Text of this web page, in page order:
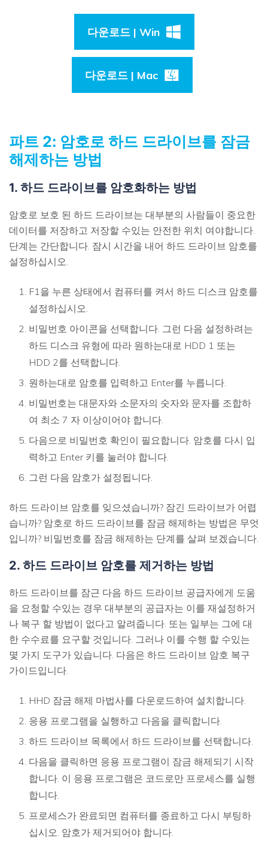
다운로드 | Win
다운로드 | Mac
파트 2: 암호로 하드 드라이브를 잠금
해제하는 방법
1. 하드 드라이브를 암호화하는 방법
암호로 보호 된 하드 드라이브는 대부분의 사람들이 중요한
데이터를 저장하고 저장할 수있는 안전한 위치 여야합니다.
단계는 간단합니다. 잠시 시간을 내어 하드 드라이브 암호를
설정하십시오.
F1을 누른 상태에서 컴퓨터를 켜서 하드 디스크 암호를
설정하십시오.
비밀번호 아이콘을 선택합니다. 그런 다음 설정하려는
하드 디스크 유형에 따라 원하는대로 HDD 1 또는
HDD 2를 선택합니다.
원하는대로 암호를 입력하고 Enter를 누릅니다.
비밀번호는 대문자와 소문자의 숫자와 문자를 조합하
여 최소 7 자 이상이어야 합니다.
다음으로 비밀번호 확인이 필요합니다. 암호를 다시 입
력하고 Enter 키를 눌러야 합니다.
그런 다음 암호가 설정됩니다.
하드 드라이브 암호를 잊으셨습니까? 잠긴 드라이브가 어렵
습니까? 암호로 하드 드라이브를 잠금 해제하는 방법은 무엇
입니까? 비밀번호를 잠금 해제하는 단계를 살펴 보겠습니다.
2. 하드 드라이브 암호를 제거하는 방법
하드 드라이브를 잠근 다음 하드 드라이브 공급자에게 도움
을 요청할 수있는 경우 대부분의 공급자는 이를 재설정하거
나 복구 할 방법이 없다고 알려줍니다. 또는 일부는 그에 대
한 수수료를 요구할 것입니다. 그러나 이를 수행 할 수있는
몇 가지 도구가 있습니다. 다음은 하드 드라이브 암호 복구
가이드입니다.
HHD 잠금 해제 마법사를 다운로드하여 설치합니다.
응용 프로그램을 실행하고 다음을 클릭합니다.
하드 드라이브 목록에서 하드 드라이브를 선택합니다.
다음을 클릭하면 응용 프로그램이 잠금 해제되기 시작
합니다. 이 응용 프로그램은 코드로만 프로세스를 실행
합니다.
프로세스가 완료되면 컴퓨터를 종료하고 다시 부팅하
십시오. 암호가 제거되어야 합니다.